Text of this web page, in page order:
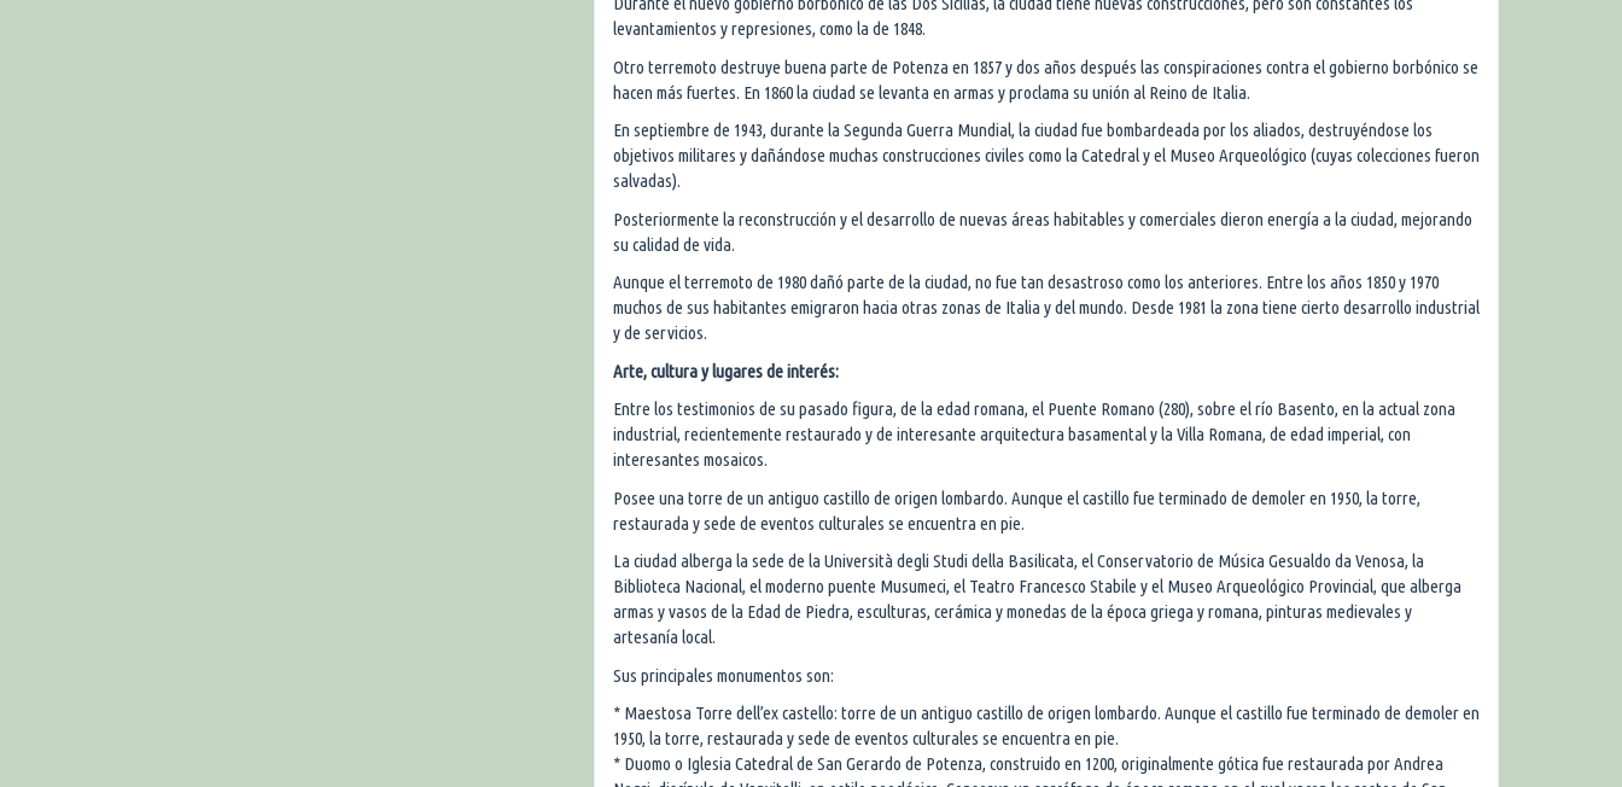
levantamientos y represiones, como la de 1848.
Otro terremoto destruye buena parte de Potenza en 1857 y dos años después las conspiraciones contra el gobierno borbónico se
hacen más fuertes. En 1860 la ciudad se levanta en armas y proclama su unión al Reino de Italia.
En septiembre de 1943, durante la Segunda Guerra Mundial, la ciudad fue bombardeada por los aliados, destruyéndose los
objetivos militares y dañándose muchas construcciones civiles como la Catedral y el Museo Arqueológico (cuyas colecciones fueron
salvadas).
Posteriormente la reconstrucción y el desarrollo de nuevas áreas habitables y comerciales dieron energía a la ciudad, mejorando
su calidad de vida.
Aunque el terremoto de 1980 dañó parte de la ciudad, no fue tan desastroso como los anteriores. Entre los años 1850 y 1970
muchos de sus habitantes emigraron hacia otras zonas de Italia y del mundo. Desde 1981 la zona tiene cierto desarrollo industrial
y de servicios.
Arte, cultura y lugares de interés:
Entre los testimonios de su pasado figura, de la edad romana, el Puente Romano (280), sobre el río Basento, en la actual zona
industrial, recientemente restaurado y de interesante arquitectura basamental y la Villa Romana, de edad imperial, con
interesantes mosaicos.
Posee una torre de un antiguo castillo de origen lombardo. Aunque el castillo fue terminado de demoler en 1950, la torre,
restaurada y sede de eventos culturales se encuentra en pie.
La ciudad alberga la sede de la Università degli Studi della Basilicata, el Conservatorio de Música Gesualdo da Venosa, la
Biblioteca Nacional, el moderno puente Musumeci, el Teatro Francesco Stabile y el Museo Arqueológico Provincial, que alberga
armas y vasos de la Edad de Piedra, esculturas, cerámica y monedas de la época griega y romana, pinturas medievales y
artesanía local.
Sus principales monumentos son:
* Maestosa Torre dell’ex castello: torre de un antiguo castillo de origen lombardo. Aunque el castillo fue terminado de demoler en
1950, la torre, restaurada y sede de eventos culturales se encuentra en pie.
* Duomo o Iglesia Catedral de San Gerardo de Potenza, construido en 1200, originalmente gótica fue restaurada por Andrea